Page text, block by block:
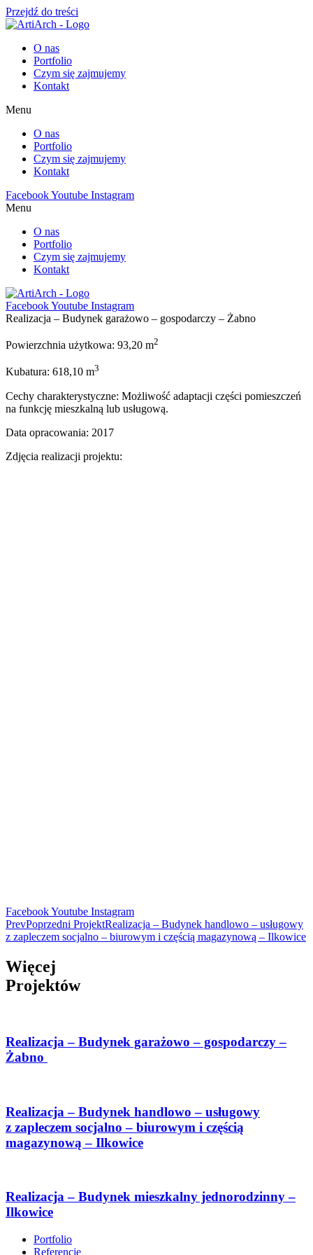
Przejdź do treści
O nas
Portfolio
Czym się zajmujemy
Kontakt
Menu
O nas
Portfolio
Czym się zajmujemy
Kontakt
FacebookYoutube Instagram
Menu
O nas
Portfolio
Czym się zajmujemy
Kontakt
FacebookYoutube Instagram
Realizacja – Budynek garażowo – gospodarczy – Żabno
Powierzchnia użytkowa: 93,20 m2
Kubatura: 618,10 m3
Cechy charakterystyczne: Możliwość adaptacji części pomieszczeń
na funkcję mieszkalną lub usługową.
Data opracowania: 2017
Zdjęcia realizacji projektu:
FacebookYoutube Instagram
PrevPoprzedni ProjektRealizacja – Budynek handlowo – usługowy
z zapleczem socjalno – biurowym i częścią magazynową – Ilkowice
Więcej
Projektów
Realizacja – Budynek garażowo – gospodarczy –
Żabno
Realizacja – Budynek handlowo – usługowy
z zapleczem socjalno – biurowym i częścią
magazynową – Ilkowice
Realizacja – Budynek mieszkalny jednorodzinny –
Ilkowice
Portfolio
Referencje